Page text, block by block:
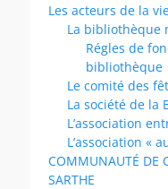
Les acteurs de la
La bibliothèque
Régles de
bibliothèque
Le comité des
La société de la
L’association
L’association «
COMMUNAUTÉ DE
SARTHE